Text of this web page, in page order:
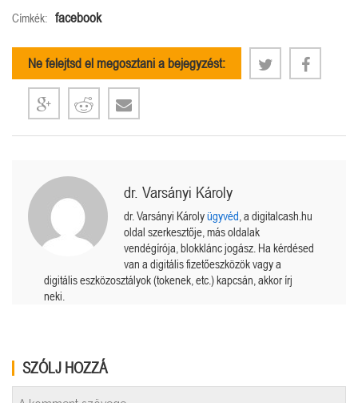
Címkék: facebook
Ne felejtsd el megosztani a bejegyzést:
dr. Varsányi Károly
dr. Varsányi Károlyügyvéd , a digitalcash.hu
oldal szerkesztője, más oldalak
vendégírója, blokklánc jogász. Ha kérdésed
van a digitális fizetőeszközök vagy a
digitális eszközosztályok (tokenek, etc.) kapcsán, akkor írj
neki.
SZÓLJ HOZZÁ